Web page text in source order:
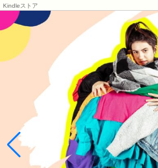
Kindleストア